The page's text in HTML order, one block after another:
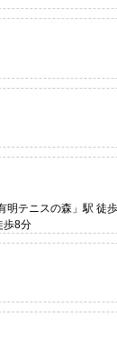
明テニスの森」駅 徒
歩8分